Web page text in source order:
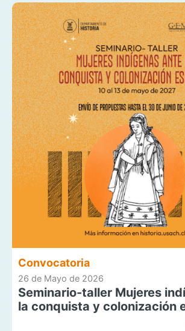
Convocatoria
26 de Mayo de 2026
Seminario-taller Mujeres
la conquista y colonización